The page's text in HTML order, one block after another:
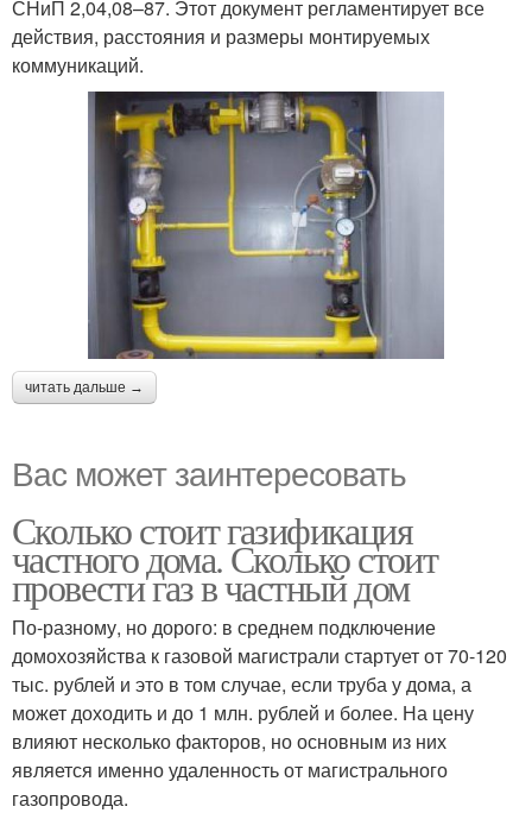
СНиП 2,04,08–87. Этот документ регламентирует все
действия, расстояния и размеры монтируемых
коммуникаций.
читать дальше →
Вас может заинтересовать
Сколько стоит газификация
частного дома. Сколько стоит
провести газ в частный дом
По-разному, но дорого: в среднем подключение
домохозяйства к газовой магистрали стартует от 70-120
тыс. рублей и это в том случае, если труба у дома, а
может доходить и до 1 млн. рублей и более. На цену
влияют несколько факторов, но основным из них
является именно удаленность от магистрального
газопровода.